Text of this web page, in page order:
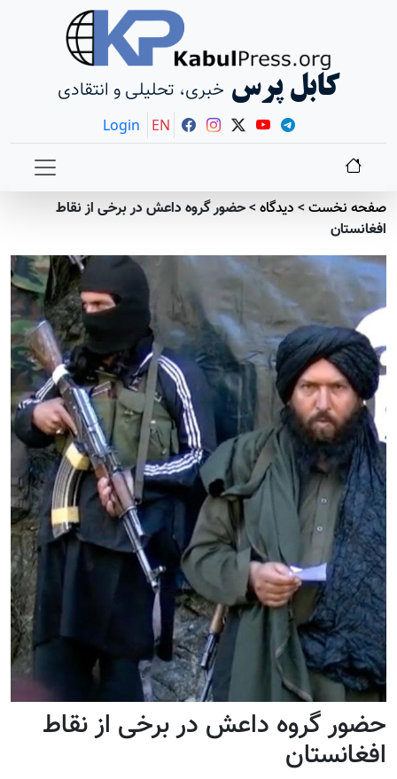
کابل پرس خبری، تحلیلی و انتقادی
Login EN
صفحه نخست> دیدگاه>حضور گروه داعش در برخی از نقاط
افغانستان
حضور گروه داعش در برخی از نقاط
افغانستان